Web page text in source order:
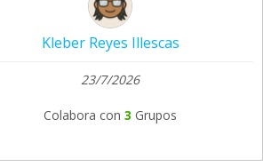
Kleber Reyes Illescas
23/7/2026
Colabora con 3 Grupos